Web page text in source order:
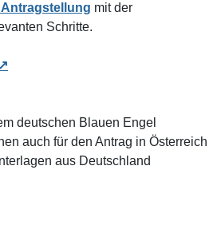
mit der
Schritte.
deutschen Blauen Engel
auch für den Antrag in Österreich
aus Deutschland